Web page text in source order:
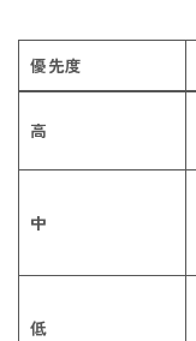
優先度
高
中
低